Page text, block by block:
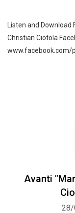
Listen and Download
Christian Ciotola
www.facebook.com/
Avanti